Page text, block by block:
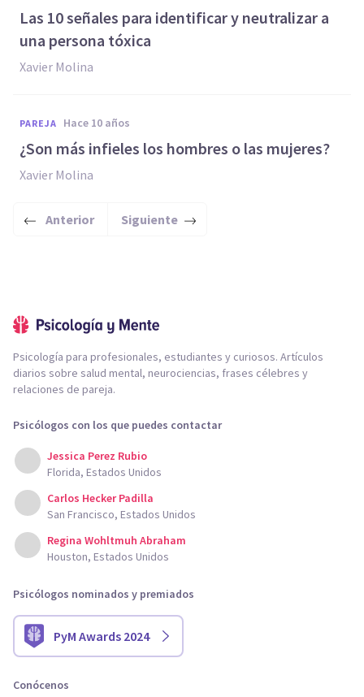
Las 10 señales para identificar y neutralizar a
una persona tóxica
Xavier Molina
PAREJA hace 10 años
¿Son más infieles los hombres o las mujeres?
Xavier Molina
Anterior Siguiente
Psicología para profesionales, estudiantes y curiosos. Artículos
diarios sobre salud mental, neurociencias, frases célebres y
relaciones de pareja.
Psicólogos con los que puedes contactar
Jessica Perez Rubio
Florida, Estados Unidos
Carlos Hecker Padilla
San Francisco, Estados Unidos
Regina Wohltmuh Abraham
Houston, Estados Unidos
Psicólogos nominados y premiados
PyM Awards 2024
Conócenos